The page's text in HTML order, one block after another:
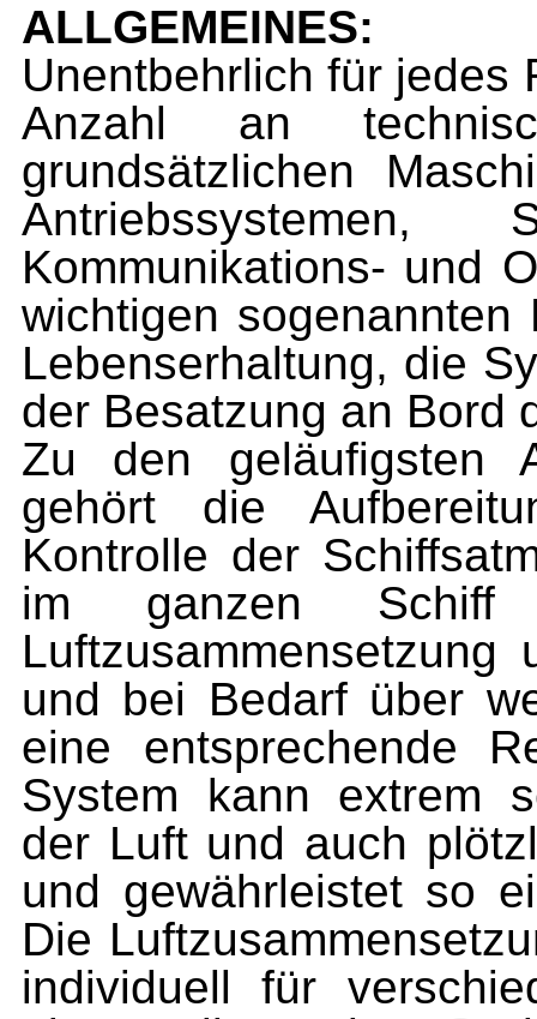
ALLGEMEINES:
Unentbehrlich für jedes
Anzahl an
grundsätzlichen
Antriebssystemen,
Kommunikations- und
wichtigen
Lebenserhaltung, die
der Besatzung an Bord
Zu den geläufigsten
gehört die
Kontrolle der
im ganzen Schiff
und bei Bedarf über
eine entsprechende
System kann extrem
der Luft und auch
und gewährleistet so
Die
individuell für